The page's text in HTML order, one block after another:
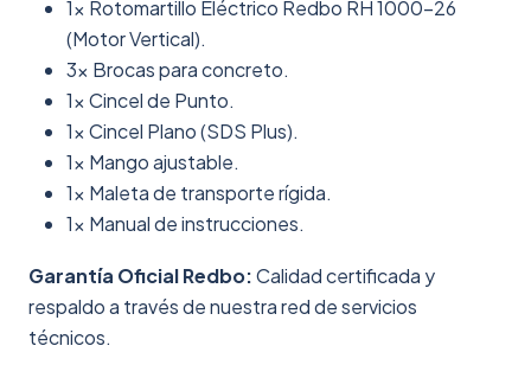
1x Rotomartillo Eléctrico Redbo RH 1000-26
(Motor Vertical).
3x Brocas para concreto.
1x Cincel de Punto.
1x Cincel Plano (SDS Plus).
1x Mango ajustable.
1x Maleta de transporte rígida.
1x Manual de instrucciones.
Garantía Oficial Redbo:Calidad certificada y
respaldo a través de nuestra red de servicios
técnicos.